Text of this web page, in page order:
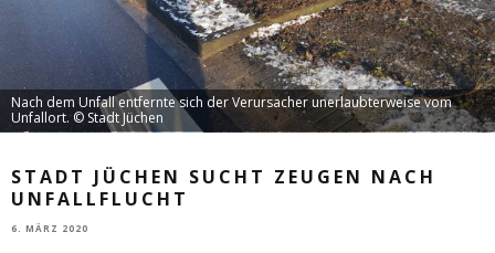
Nach dem Unfall entfernte sich der Verursacher unerlaubterweise vom
Unfallort. © Stadt Jüchen
STADT JÜCHEN SUCHT ZEUGEN NACH
UNFALLFLUCHT
6. MÄRZ 2020